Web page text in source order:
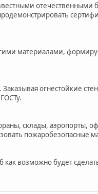
отечественными
материалами,
огнестойкие
склады, аэропорты,
пожаробезопасные
как возможно будет